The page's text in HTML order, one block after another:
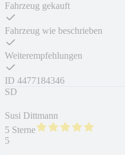
Fahrzeug gekauft
Fahrzeug wie beschrieben
Weiterempfehlungen
ID 4477184346
SD
Susi Dittmann
5 Sterne
5